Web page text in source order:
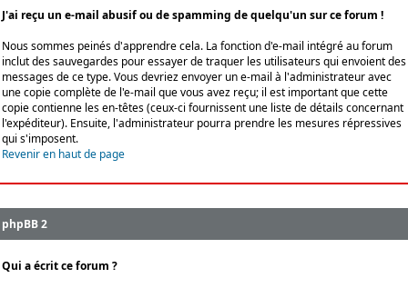
J'ai reçu un e-mail abusif ou de spamming de quelqu'un sur ce forum !
Nous sommes peinés d'apprendre cela. La fonction d'e-mail intégré au forum
inclut des sauvegardes pour essayer de traquer les utilisateurs qui envoient des
messages de ce type. Vous devriez envoyer un e-mail à l'administrateur avec
une copie complète de l'e-mail que vous avez reçu; il est important que cette
copie contienne les en-têtes (ceux-ci fournissent une liste de détails concernant
l'expéditeur). Ensuite, l'administrateur pourra prendre les mesures répressives
qui s'imposent.
Revenir en haut de page
phpBB 2
Qui a écrit ce forum ?